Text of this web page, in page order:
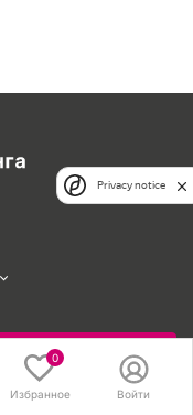
0
Избранное Войти
Privacy notice